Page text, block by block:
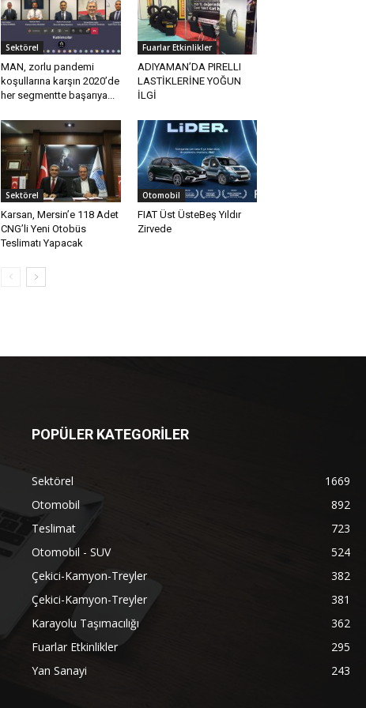
Sektörel
MAN, zorlu pandemi
koşullarına karşın 2020’de
her segmentte başarıya...
Fuarlar Etkinlikler
ADIYAMAN’DA PIRELLI
LASTİKLERİNE YOĞUN
İLGİ
Sektörel
Karsan, Mersin’e 118 Adet
CNG’li Yeni Otobüs
Teslimatı Yapacak
Otomobil
FIAT Üst ÜsteBeş Yıldır
Zirvede
POPÜLER KATEGORİLER
Sektörel
1669
Otomobil
892
Teslimat
723
Otomobil - SUV
524
Çekici-Kamyon-Treyler
382
Çekici-Kamyon-Treyler
381
Karayolu Taşımacılığı
362
Fuarlar Etkinlikler
295
Yan Sanayi
243